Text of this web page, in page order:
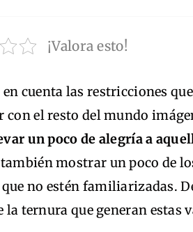
¡Valora esto!
cuenta las restricciones
el resto del mundo
un poco de alegría a
mostrar un poco de
no estén familiarizadas.
ternura que generan estas